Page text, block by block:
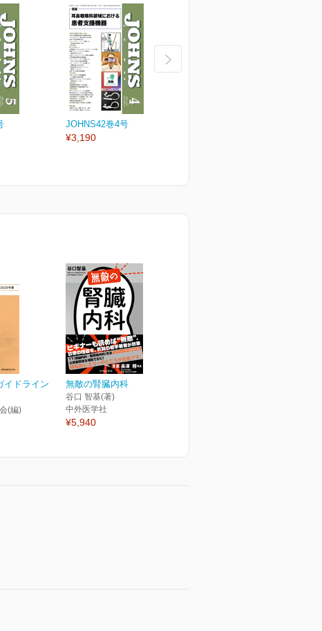
JOHNS42巻4号
¥3,190
イドライン
(編)
無敵の腎臓内科
谷口 智基(著)
中外医学社
¥5,940